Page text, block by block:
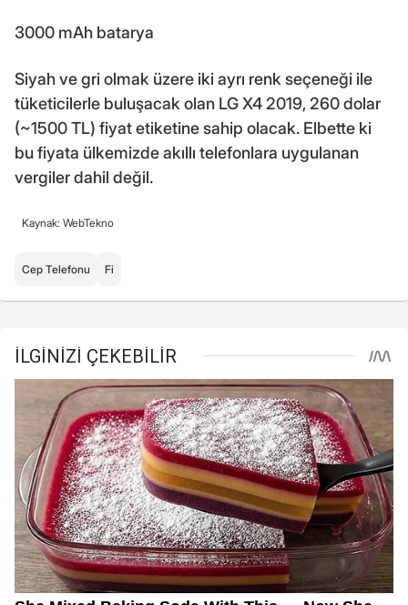
3000 mAh batarya
Siyah ve gri olmak üzere iki ayrı renk seçeneği ile
tüketicilerle buluşacak olan LG X4 2019, 260 dolar
(~1500 TL) fiyat etiketine sahip olacak. Elbette ki
bu fiyata ülkemizde akıllı telefonlara uygulanan
vergiler dahil değil.
Kaynak: WebTekno
Cep Telefonu Fi